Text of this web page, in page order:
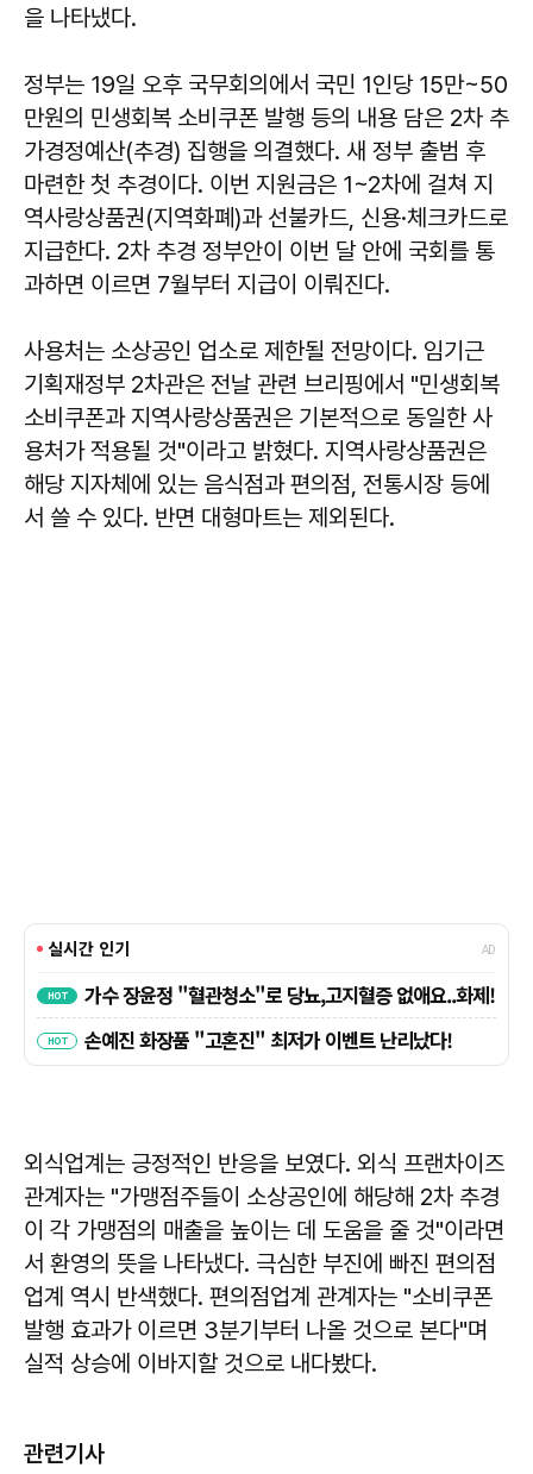
을 나타냈다.
정부는 19일 오후 국무회의에서 국민 1인당 15만~50
만원의 민생회복 소비쿠폰 발행 등의 내용 담은 2차 추
가경정예산(추경) 집행을 의결했다. 새 정부 출범 후
마련한 첫 추경이다. 이번 지원금은 1~2차에 걸쳐 지
역사랑상품권(지역화폐)과 선불카드, 신용·체크카드로
지급한다. 2차 추경 정부안이 이번 달 안에 국회를 통
과하면 이르면 7월부터 지급이 이뤄진다.
사용처는 소상공인 업소로 제한될 전망이다. 임기근
기획재정부 2차관은 전날 관련 브리핑에서 "민생회복
소비쿠폰과 지역사랑상품권은 기본적으로 동일한 사
용처가 적용될 것"이라고 밝혔다. 지역사랑상품권은
해당 지자체에 있는 음식점과 편의점, 전통시장 등에
서 쓸 수 있다. 반면 대형마트는 제외된다.
외식업계는 긍정적인 반응을 보였다. 외식 프랜차이즈
관계자는 "가맹점주들이 소상공인에 해당해 2차 추경
이 각 가맹점의 매출을 높이는 데 도움을 줄 것"이라면
서 환영의 뜻을 나타냈다. 극심한 부진에 빠진 편의점
업계 역시 반색했다. 편의점업계 관계자는 "소비쿠폰
발행 효과가 이르면 3분기부터 나올 것으로 본다"며
실적 상승에 이바지할 것으로 내다봤다.
관련기사